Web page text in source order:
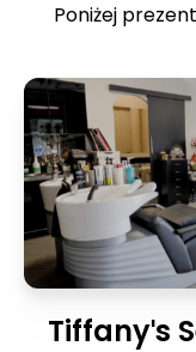
Poniżej
Tiffanyˈs